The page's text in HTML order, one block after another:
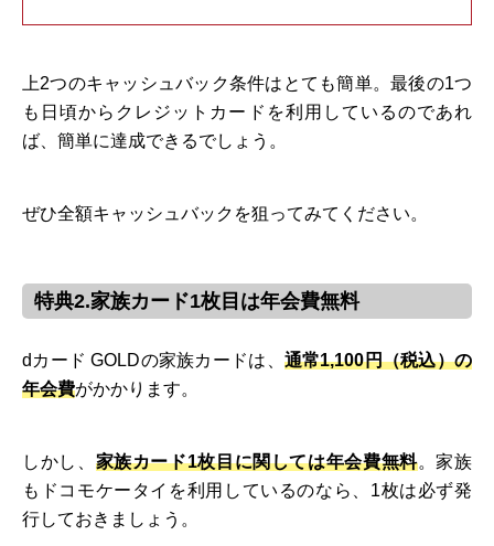
上2つのキャッシュバック条件はとても簡単。最後の1つ
も日頃からクレジットカードを利用しているのであれ
ば、簡単に達成できるでしょう。
ぜひ全額キャッシュバックを狙ってみてください。
特典2.家族カード1枚目は年会費無料
dカード GOLDの家族カードは、 通常1,100円（税込）の
年会費がかかります。
しかし、 家族カード1枚目に関しては年会費無料。家族
もドコモケータイを利用しているのなら、1枚は必ず発
行しておきましょう。